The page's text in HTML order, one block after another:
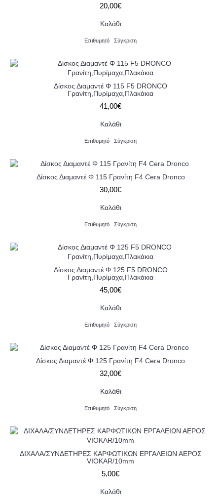
20,00€
Καλάθι
Επιθυμητό Σύγκριση
Δίσκος Διαμαντέ Φ 115 F5 DRONCO
Γρανίτη,Πυρίμαχα,Πλακάκια
41,00€
Καλάθι
Επιθυμητό Σύγκριση
Δίσκος Διαμαντέ Φ 115 Γρανίτη F4 Cera Dronco
30,00€
Καλάθι
Επιθυμητό Σύγκριση
Δίσκος Διαμαντέ Φ 125 F5 DRONCO
Γρανίτη,Πυρίμαχα,Πλακάκια
45,00€
Καλάθι
Επιθυμητό Σύγκριση
Δίσκος Διαμαντέ Φ 125 Γρανίτη F4 Cera Dronco
32,00€
Καλάθι
Επιθυμητό Σύγκριση
ΔΙΧΑΛΑ/ΣΥΝΔΕΤΗΡΕΣ ΚΑΡΦΩΤΙΚΩΝ ΕΡΓΑΛΕΙΩΝ ΑΕΡΟΣ
VIOKAR/10mm
5,00€
Καλάθι